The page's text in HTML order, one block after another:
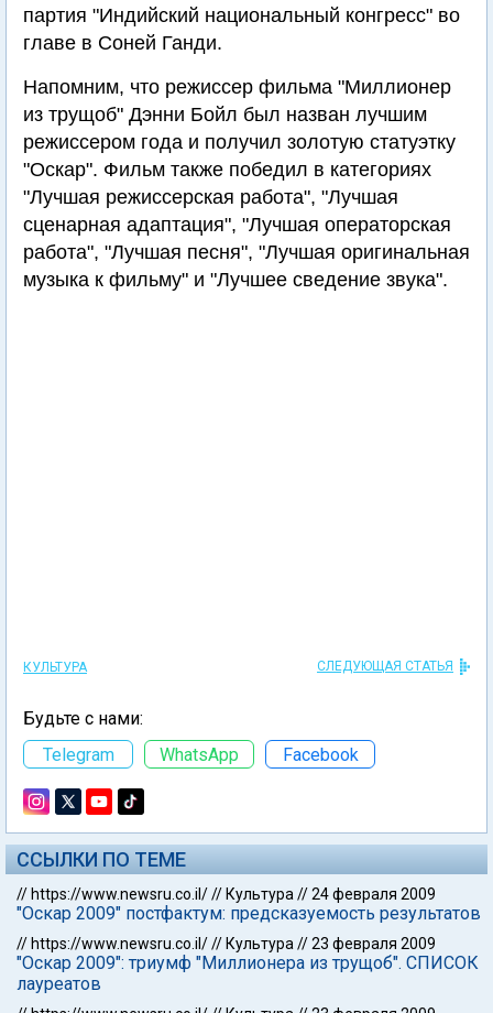
партия "Индийский национальный конгресс" во
главе в Соней Ганди.
Напомним, что режиссер фильма "Миллионер
из трущоб" Дэнни Бойл был назван лучшим
режиссером года и получил золотую статуэтку
"Оскар". Фильм также победил в категориях
"Лучшая режиссерская работа", "Лучшая
сценарная адаптация", "Лучшая операторская
работа", "Лучшая песня", "Лучшая оригинальная
музыка к фильму" и "Лучшее сведение звука".
КУЛЬТУРА СЛЕДУЮЩАЯ СТАТЬЯ
Будьте с нами:
Telegram
WhatsApp Facebook
ССЫЛКИ ПО ТЕМЕ
// https://www.newsru.co.il/// Культура //24 февраля 2009
"Оскар 2009" постфактум: предсказуемость результатов
// https://www.newsru.co.il/// Культура //23 февраля 2009
"Оскар 2009": триумф "Миллионера из трущоб". СПИСОК
лауреатов